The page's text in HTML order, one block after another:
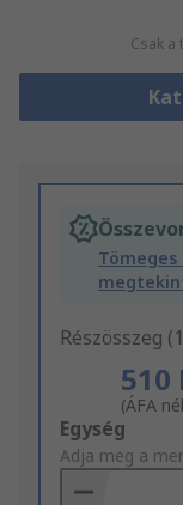
Csak
Részösszeg
510
(ÁFA
Add
to
Basket
Egység
Adja meg a